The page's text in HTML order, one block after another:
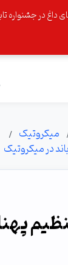
داغ در جشنواره
میکروتیک
در میکروتیک